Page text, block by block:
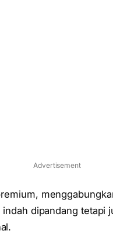
Advertisement
dipandang tetapi